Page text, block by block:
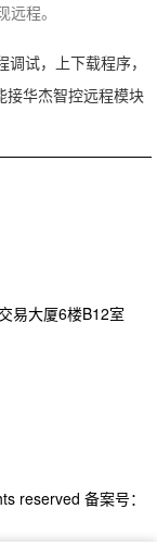
程。
试，上下载程序，
接华杰智控远程模块
易大厦6楼B12室
reserved 备案号：